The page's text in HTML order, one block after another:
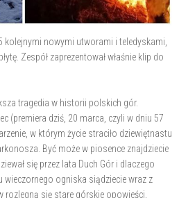
kolejnymi nowymi utworami i teledyskami,
Zespół zaprezentował właśnie klip do
tragedia w historii polskich gór.
(premiera dziś, 20 marca, czyli w dniu 57
w którym życie straciło dziewiętnastu
Być może w piosence znajdziecie
się przez lata Duch Gór i dlaczego
wieczornego ogniska siądziecie wraz z
rozlegną się stare górskie opowieści,